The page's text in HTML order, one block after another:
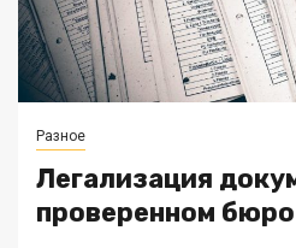
Разное
Легализация
проверенном